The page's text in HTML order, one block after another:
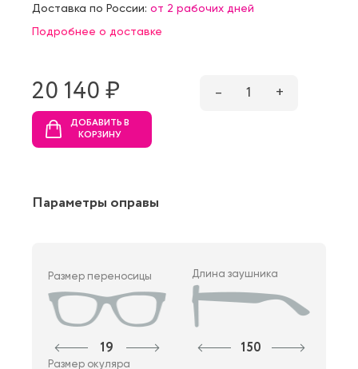
Доставка по России: от 2 рабочих дней
Подробнее о доставке
20 140 ₷ – 1 +
ДОБАВИТЬ В
КОРЗИНУ
Параметры оправы
Размер переносицы
19
Длина заушника
150
Размер окуляра